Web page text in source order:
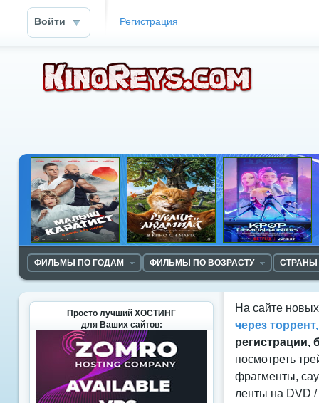
Войти Регистрация
ФИЛЬМЫ ПО ГОДАМ ФИЛЬМЫ ПО ВОЗРАСТУ
На сайте
через
регистрации,
посмотреть
фрагменты,
ленты на DVD
Просто лучший ХОСТИНГ
для Ваших сайтов: